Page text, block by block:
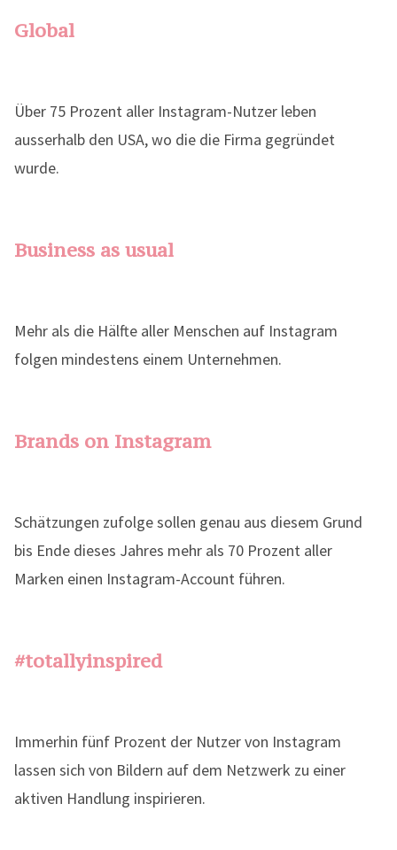
Global
Über 75 Prozent aller Instagram-Nutzer leben
ausserhalb den USA, wo die die Firma gegründet
wurde.
Business as usual
Mehr als die Hälfte aller Menschen auf Instagram
folgen mindestens einem Unternehmen.
Brands on Instagram
Schätzungen zufolge sollen genau aus diesem Grund
bis Ende dieses Jahres mehr als 70 Prozent aller
Marken einen Instagram-Account führen.
#totallyinspired
Immerhin fünf Prozent der Nutzer von Instagram
lassen sich von Bildern auf dem Netzwerk zu einer
aktiven Handlung inspirieren.